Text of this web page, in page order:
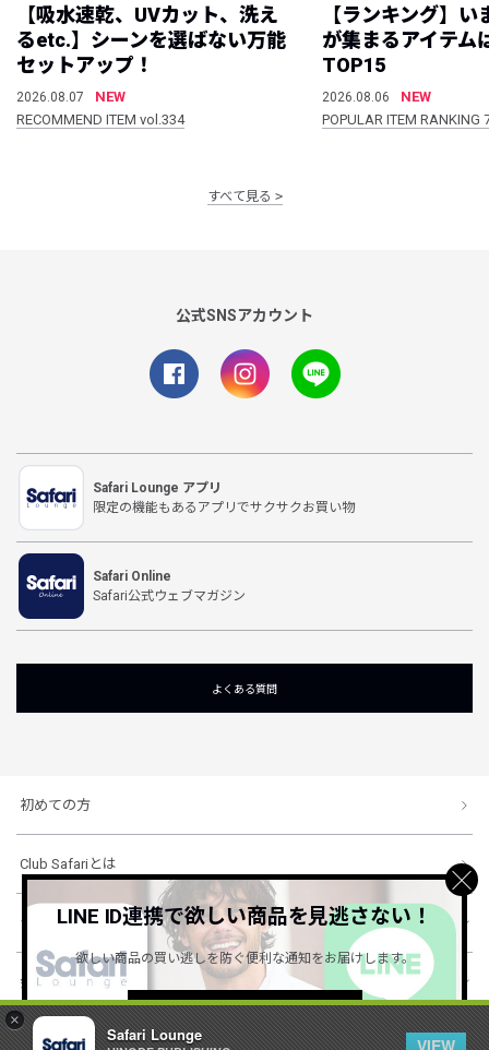
×
Safari Lounge
VIEW
【吸水速乾、UVカット、洗え
るetc.】シーンを選ばない万能
セットアップ！
2026.08.07
NEW
RECOMMEND ITEM vol.334
【ランキング】
が集まるアイテム
TOP15
2026.08.06
NEW
POPULAR ITEM
すべて見る
公式SNSアカウント
Safari Lounge アプリ
限定の機能もあるアプリでサクサクお買い物
Safari Online
Safari公式ウェブマガジン
よくある質問
初めての方
Club Safariとは
ショッピングガイド
会社概要・規約
LINE ID連携で欲しい商品を見逃さない！
欲しい商品の買い逃しを防ぐ便利な通知をお届けします。
詳しくはこちら ＞